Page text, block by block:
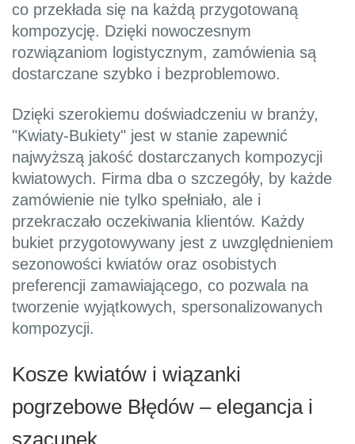
co przekłada się na każdą przygotowaną
kompozycję. Dzięki nowoczesnym
rozwiązaniom logistycznym, zamówienia są
dostarczane szybko i bezproblemowo.
Dzięki szerokiemu doświadczeniu w branży,
"Kwiaty-Bukiety" jest w stanie zapewnić
najwyższą jakość dostarczanych kompozycji
kwiatowych. Firma dba o szczegóły, by każde
zamówienie nie tylko spełniało, ale i
przekraczało oczekiwania klientów. Każdy
bukiet przygotowywany jest z uwzględnieniem
sezonowości kwiatów oraz osobistych
preferencji zamawiającego, co pozwala na
tworzenie wyjątkowych, spersonalizowanych
kompozycji.
Kosze kwiatów i wiązanki
pogrzebowe Błędów – elegancja i